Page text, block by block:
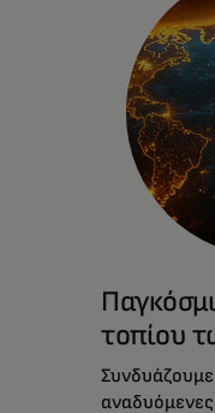
τοπίου
αναδυόμενες